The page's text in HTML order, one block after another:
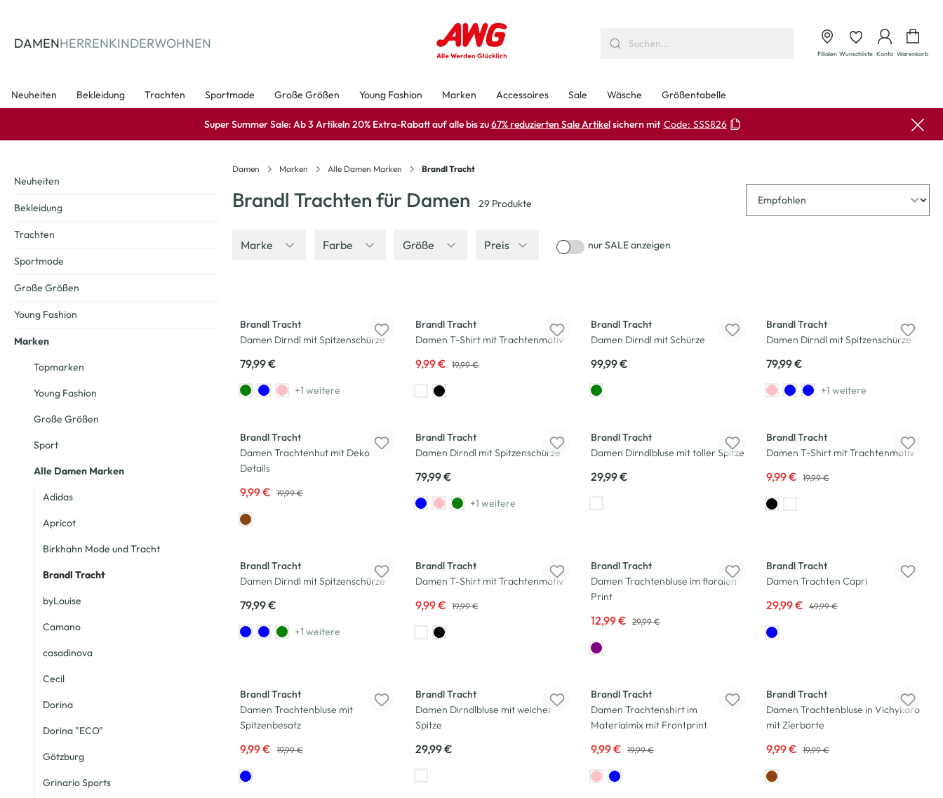
DAMENHERRENKINDERWOHNEN
Filialen Wunschliste Konto Warenkorb
Neuheiten Bekleidung Trachten Sportmode Große Größen Young Fashion Marken Accessoires Sale Wäsche Größentabelle
Super Summer Sale: Ab 3 Artikeln 20% Extra-Rabatt auf alle bis zu67% reduzierten Sale Artikelsichern mit Code: SSS826
Damen Marken Alle Damen Marken Brandl Tracht
Brandl Trachten für Damen 29 Produkte
Marke Farbe Größe Preis nur SALE anzeigen
Brandl Tracht
Damen Dirndl mit Spitzenschürze
79,99 €
+1 weitere
Brandl Tracht
Damen T-Shirt mit Trachtenmotiv
9,99 € 19,99 €
Brandl Tracht
Damen Dirndl mit Schürze
99,99 €
Brandl Tracht
Damen Dirndl mit Spitzenschürze
79,99 €
+1 weitere
Brandl Tracht
Damen Trachtenhut mit Deko
Details
9,99 € 19,99 €
Brandl Tracht
Damen Dirndl mit Spitzenschürze
79,99 €
+1 weitere
Brandl Tracht
Damen Dirndlbluse mit toller Spitze
29,99 €
Brandl Tracht
Damen T-Shirt mit Trachtenmotiv
9,99 € 19,99 €
Brandl Tracht
Damen Dirndl mit Spitzenschürze
79,99 €
+1 weitere
Brandl Tracht
Damen T-Shirt mit Trachtenmotiv
9,99 € 19,99 €
Brandl Tracht
Damen Trachtenbluse im floralen
Print
12,99 € 29,99 €
Brandl Tracht
Damen Trachten Capri
29,99 € 49,99 €
Brandl Tracht
Damen Trachtenbluse mit
Spitzenbesatz
9,99 € 19,99 €
Brandl Tracht
Damen Dirndlbluse mit weicher
Spitze
29,99 €
Brandl Tracht
Damen Trachtenshirt im
Materialmix mit Frontprint
9,99 € 19,99 €
Brandl Tracht
Damen Trachtenbluse in Vichykaro
mit Zierborte
9,99 € 19,99 €
Neuheiten
Bekleidung
Trachten
Sportmode
Große Größen
Young Fashion
Marken
Topmarken
Young Fashion
Große Größen
Sport
Alle Damen Marken
Adidas
Apricot
Birkhahn Mode und Tracht
Brandl Tracht
byLouise
Camano
casadinova
Cecil
Dorina
Dorina "ECO"
Götzburg
Grinario Sports